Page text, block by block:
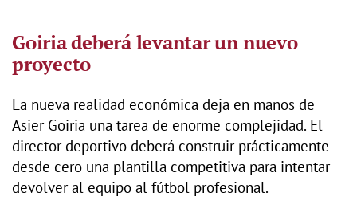
Goiria deberá levantar un nuevo
proyecto
La nueva realidad económica deja en manos de
Asier Goiria una tarea de enorme complejidad. El
director deportivo deberá construir prácticamente
desde cero una plantilla competitiva para intentar
devolver al equipo al fútbol profesional.